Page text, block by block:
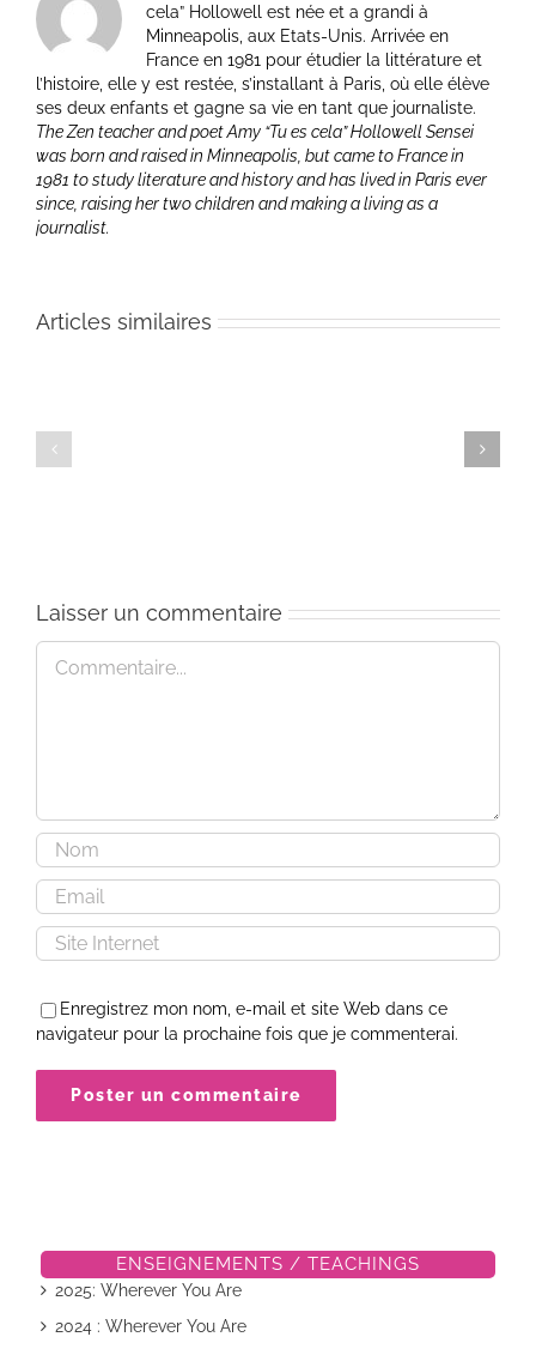
cela” Hollowell est née et a grandi à
Minneapolis, aux Etats-Unis. Arrivée en
France en 1981 pour étudier la littérature et
l’histoire, elle y est restée, s’installant à Paris, où elle élève
ses deux enfants et gagne sa vie en tant que journaliste.
The Zen teacher and poet Amy “Tu es cela” Hollowell Sensei
was born and raised in Minneapolis, but came to France in
1981 to study literature and history and has lived in Paris ever
since, raising her two children and making a living as a
journalist.
Articles similaires
Paris
vie
Laisser un commentaire
Commentaire
Enregistrez mon nom, e-mail et site Web dans ce
navigateur pour la prochaine fois que je commenterai.
ENSEIGNEMENTS / TEACHINGS
2025: Wherever You Are
2024 : Wherever You Are